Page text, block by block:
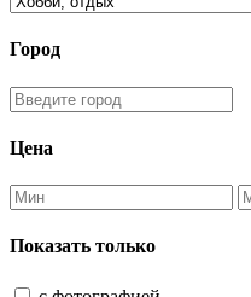
Город
Цена
Показать только